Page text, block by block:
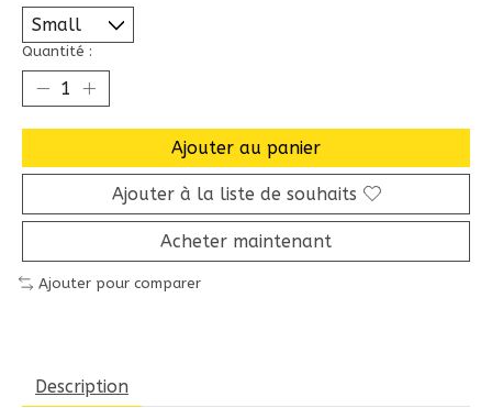
Quantité :
Ajouter au panier
Ajouter à la liste de souhaits
Acheter maintenant
Ajouter pour comparer
Description